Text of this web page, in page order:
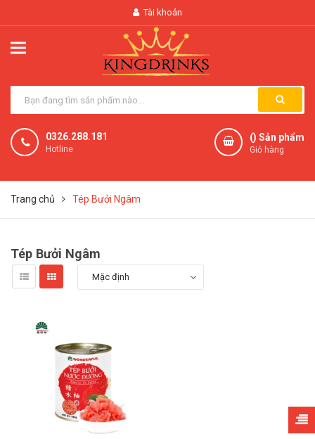
Tài khoản
0326.288.181
Hotline
() Sản phẩm
Giỏ hàng
Trang chủ Tép Bưởi Ngâm
Tép Bưởi Ngâm
Mặc định